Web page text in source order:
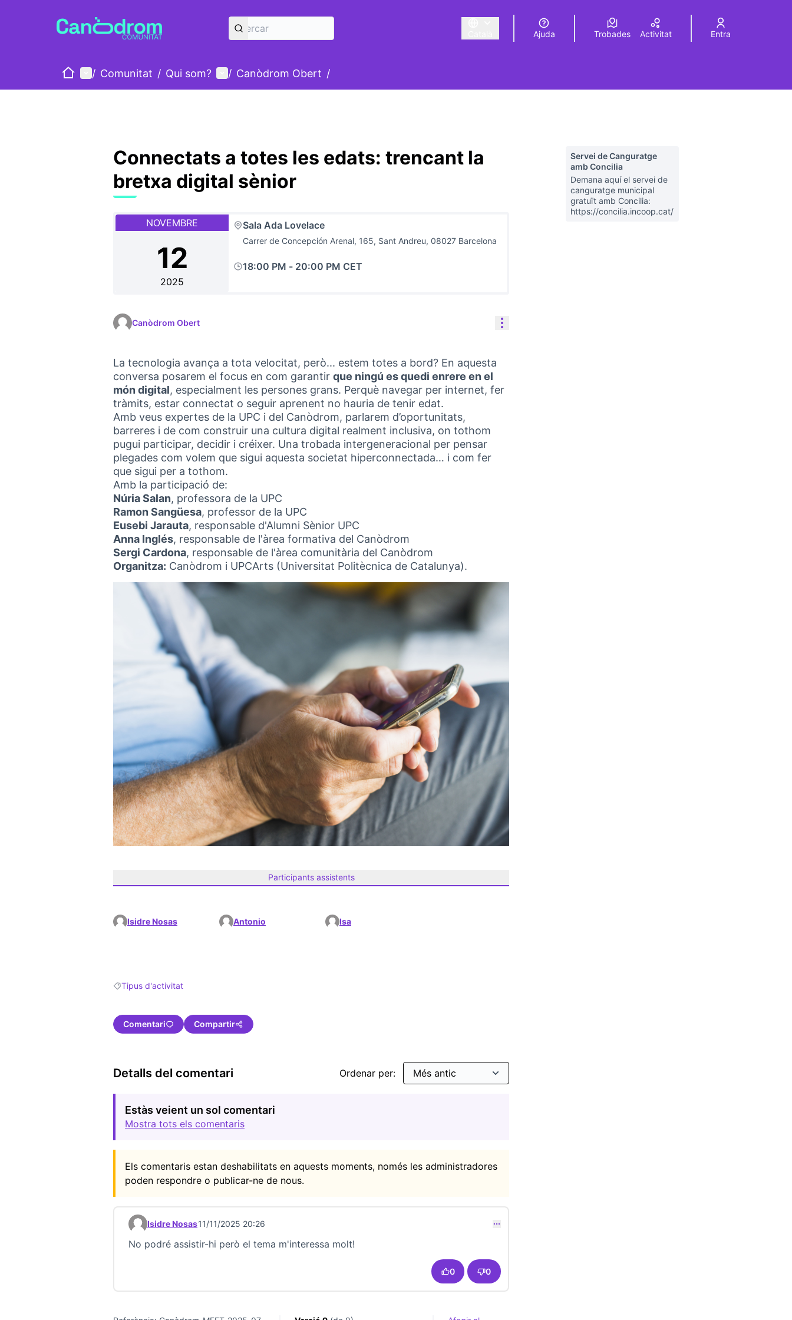
Triar la llengua Elegir el idioma Choose language
Ajuda Trobades Activitat Entra
IniciMenú principal
/ Comunitat / Qui som? Menú d'usuari
/ Canòdrom Obert /
Connectats a totes les edats: trencant la
bretxa digital sènior
NOVEMBRE
12
2025
Sala Ada Lovelace
Carrer de Concepción Arenal, 165, Sant Andreu, 08027 Barcelona
18:00 PM - 20:00 PM CET
Canòdrom Obert Controls de recursos
La tecnologia avança a tota velocitat, però... estem totes a bord? En aquesta
conversa posarem el focus en com garantir que ningú es quedi enrere en el
món digital, especialment les persones grans. Perquè navegar per internet, fer
tràmits, estar connectat o seguir aprenent no hauria de tenir edat.
Amb veus expertes de la UPC i del Canòdrom, parlarem d’oportunitats,
barreres i de com construir una cultura digital realment inclusiva, on tothom
pugui participar, decidir i créixer. Una trobada intergeneracional per pensar
plegades com volem que sigui aquesta societat hiperconnectada… i com fer
que sigui per a tothom.
Amb la participació de:
Núria Salan, professora de la UPC
Ramon Sangüesa, professor de la UPC
Eusebi Jarauta, responsable d'Alumni Sènior UPC
Anna Inglés, responsable de l'àrea formativa del Canòdrom
Sergi Cardona, responsable de l'àrea comunitària del Canòdrom
Organitza: Canòdrom i UPCArts (Universitat Politècnica de Catalunya).
Participants assistents
Isidre Nosas Antonio Isa
Resultats en filtrar per: Tipus d'activitat
Tipus d'activitat
Comentari Compartir
Servei de Canguratge
amb Concilia
Demana aquí el servei de
canguratge municipal
gratuït amb Concilia:
https://concilia.incoop.cat/
Detalls del comentari Ordenar per:
Estàs veient un sol comentari
Mostra tots els comentaris
Els comentaris estan deshabilitats en aquests moments, només les administradores
poden respondre o publicar-ne de nous.
Comentari 23684 (respon al comentari 23682)
Isidre Nosas11/11/2025 20:26
No podré assistir-hi però el tema m'interessa molt!
0 0